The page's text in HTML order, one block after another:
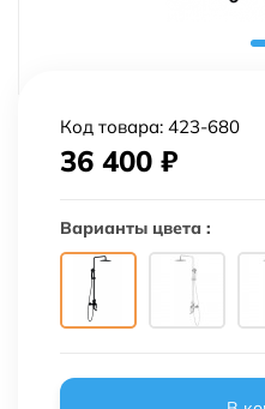
Код товара: 423-680
36 400 ₽
Варианты цвета :